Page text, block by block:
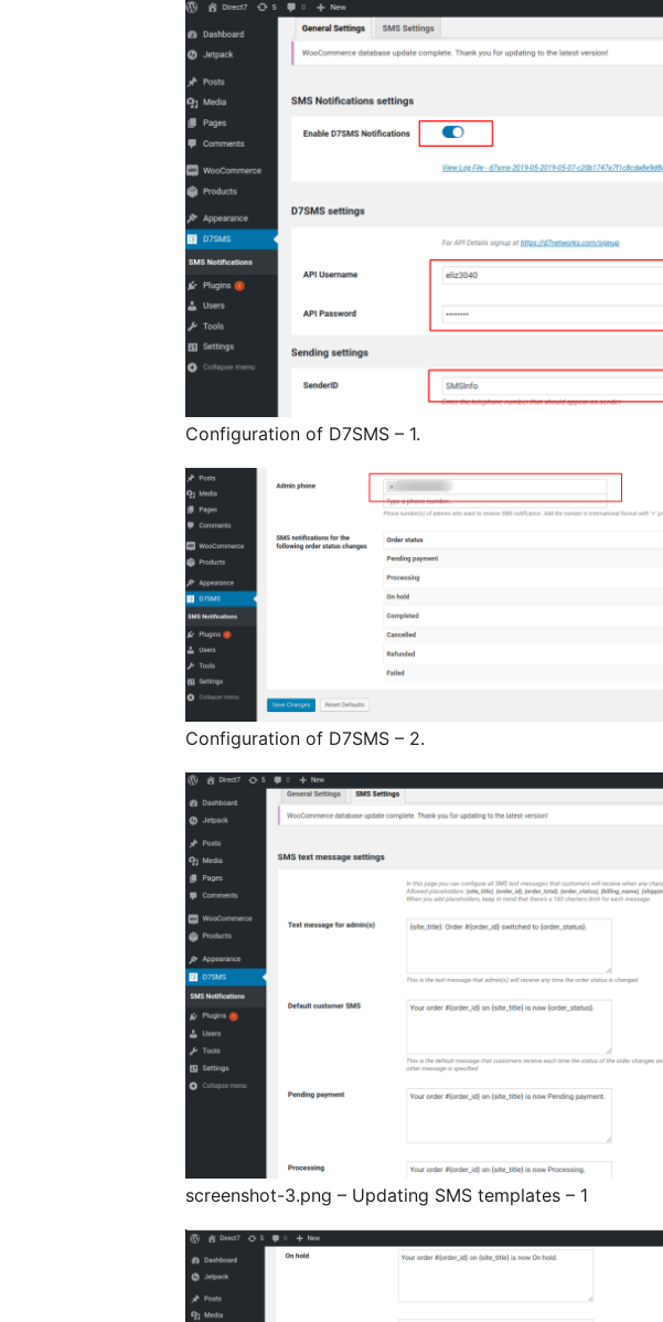
Configuration of D7SMS – 1.
Configuration of D7SMS – 2.
screenshot-3.png – Updating SMS templates – 1